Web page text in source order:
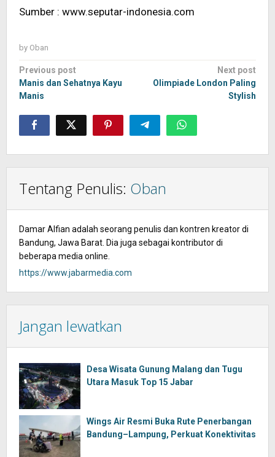
Sumber : www.seputar-indonesia.com
by Oban
Post
navigation
Previous post
Manis dan Sehatnya Kayu
Manis
Next post
Olimpiade London Paling
Stylish
Tentang Penulis: Oban
Damar Alfian adalah seorang penulis dan kontren kreator di
Bandung, Jawa Barat. Dia juga sebagai kontributor di
beberapa media online.
https://www.jabarmedia.com
Jangan lewatkan
Desa Wisata Gunung Malang dan Tugu
Utara Masuk Top 15 Jabar
Wings Air Resmi Buka Rute Penerbangan
Bandung–Lampung, Perkuat Konektivitas